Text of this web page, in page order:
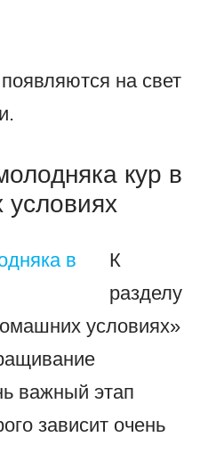
на свет
кур в
К
разделу
условиях»
важный этап
зависит очень